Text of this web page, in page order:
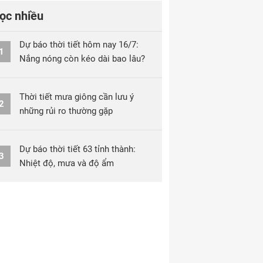
nhiều
Dự báo thời tiết hôm nay 16/7:
Nắng nóng còn kéo dài bao lâu?
Thời tiết mưa giông cần lưu ý
những rủi ro thường gặp
Dự báo thời tiết 63 tỉnh thành:
Nhiệt độ, mưa và độ ẩm